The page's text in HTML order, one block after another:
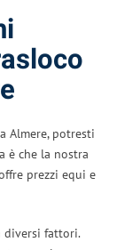
Almere, potresti
è che la nostra
prezzi equi e
diversi fattori.